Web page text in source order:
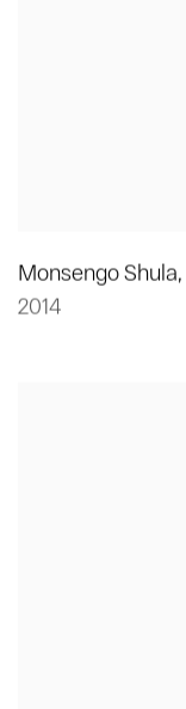
Monsengo Shula,
2014